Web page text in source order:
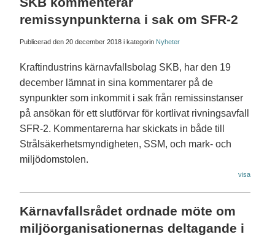
remissynpunkterna i sak om SFR-2
Publicerad den 20 december 2018 i kategorin Nyheter
Kraftindustrins kärnavfallsbolag SKB, har den 19
december lämnat in sina kommentarer på de
synpunkter som inkommit i sak från remissinstanser
på ansökan för ett slutförvar för kortlivat rivningsavfall
SFR-2. Kommentarerna har skickats in både till
Strålsäkerhetsmyndigheten, SSM, och mark- och
miljödomstolen.
visa
Kärnavfallsrådet ordnade möte om
miljöorganisationernas deltagande i